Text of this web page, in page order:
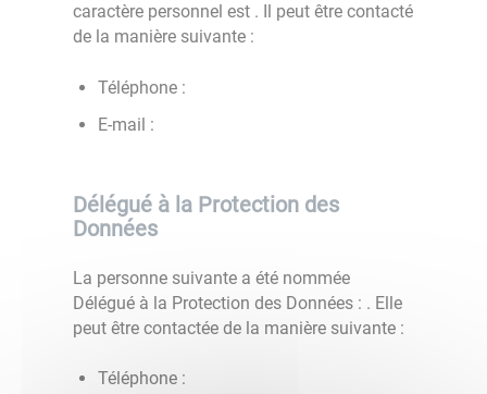
caractère personnel est . Il peut être contacté
de la manière suivante :
Téléphone :
E-mail :
Délégué à la Protection des
Données
La personne suivante a été nommée
Délégué à la Protection des Données : . Elle
peut être contactée de la manière suivante :
Téléphone :